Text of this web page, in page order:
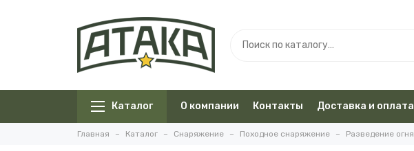
Каталог О компании Контакты Доставка и оплата
Главная Каталог Снаряжение Походное снаряжение Разведение огня